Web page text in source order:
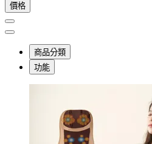
價格
商品分類
功能